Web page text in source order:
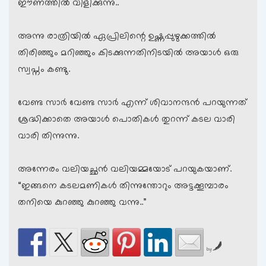
ഈണത്തില്‍ വിളിക്കുന്നു..
അന്നു രാത്രിയില്‍ ഏപ്രിലിന്റെ ഉഷ്ണപ്പുഴുക്കത്തില്‍
തിരിഞ്ഞും മറിഞ്ഞും കിടക്കുന്നതിനിടയില്‍ അയാള്‍ ഒരു
സ്വപ്നം കണ്ടു.
വേണ്ട സാര്‍ വേണ്ട സാര്‍ എന്ന് ശിവാനന്ദന്‍ പറയുന്നത്
ശ്രദ്ധിക്കാതെ അയാള്‍ പൊതികള്‍ തുറന്ന് കടല വാരി
വാരി തിന്നുന്നു.
അന്നേരം വലിയച്ഛന്‍ വലിയമ്മയോട് പറയുകയാണ്.
“ഇങ്ങനെ കടലമണികള്‍ തിന്നുന്തോറും അട്ടക്കൂമ്പാരം
തനിയെ കുറഞ്ഞു കുറഞ്ഞു വന്നു..”
by